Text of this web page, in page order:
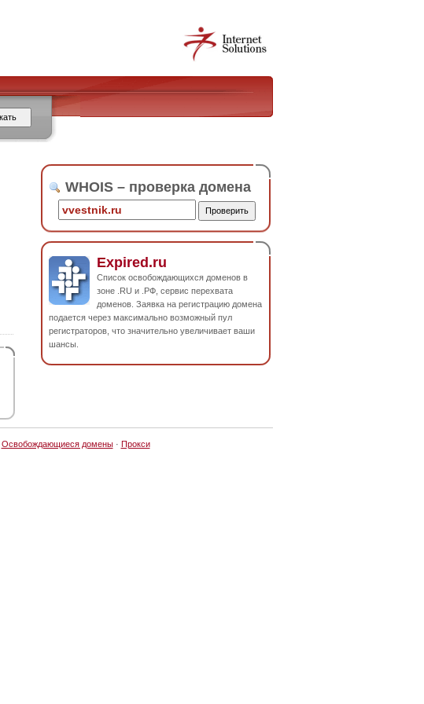
WHOIS – проверка домена
Expired.ru
Список освобождающихся доменов в
зоне .RU и .РФ, сервис перехвата
доменов. Заявка на регистрацию домена
подается через максимально возможный пул
регистраторов, что значительно увеличивает ваши
шансы.
Освобождающиеся домены· Прокси